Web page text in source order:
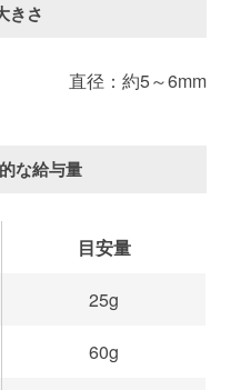
きさ
直径：約5～6mm
な給与量
目安量
25g
60g